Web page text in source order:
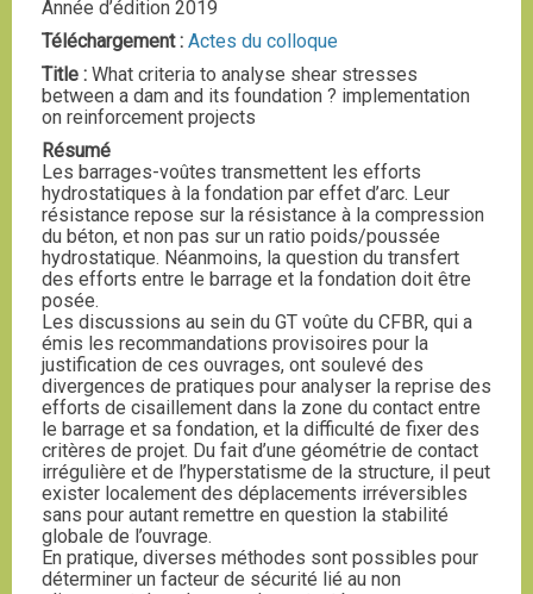
Année d’édition 2019
Téléchargement : Actes du colloque
Title : What criteria to analyse shear stresses
between a dam and its foundation ? implementation
on reinforcement projects
Résumé
Les barrages-voûtes transmettent les efforts
hydrostatiques à la fondation par effet d’arc. Leur
résistance repose sur la résistance à la compression
du béton, et non pas sur un ratio poids/poussée
hydrostatique. Néanmoins, la question du transfert
des efforts entre le barrage et la fondation doit être
posée.
Les discussions au sein du GT voûte du CFBR, qui a
émis les recommandations provisoires pour la
justification de ces ouvrages, ont soulevé des
divergences de pratiques pour analyser la reprise des
efforts de cisaillement dans la zone du contact entre
le barrage et sa fondation, et la difficulté de fixer des
critères de projet. Du fait d’une géométrie de contact
irrégulière et de l’hyperstatisme de la structure, il peut
exister localement des déplacements irréversibles
sans pour autant remettre en question la stabilité
globale de l’ouvrage.
En pratique, diverses méthodes sont possibles pour
déterminer un facteur de sécurité lié au non